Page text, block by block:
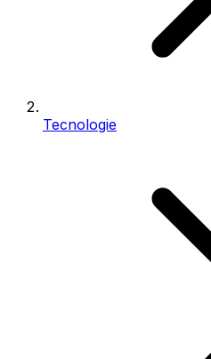
Tecnologie